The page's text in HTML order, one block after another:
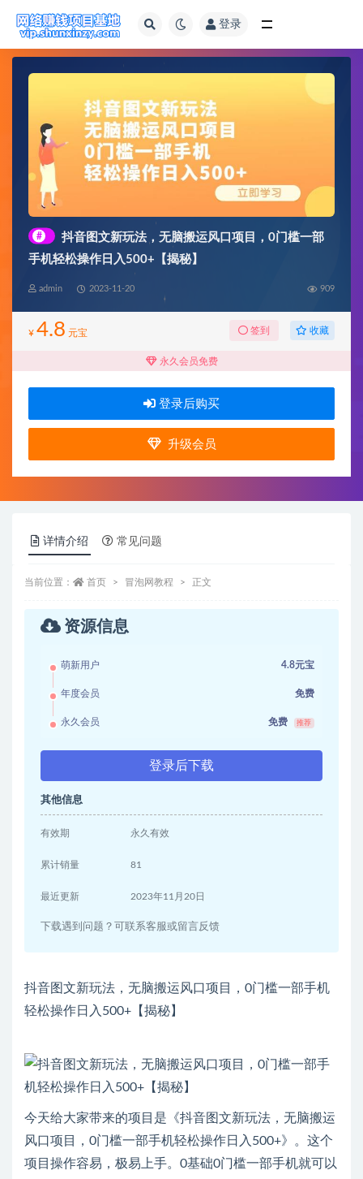
登录
#
抖音图文新玩法，无脑搬运风口项目，0门槛一部
手机轻松操作日入500+【揭秘】
admin 2023-11-20 909
¥ 4.8 元宝 签到 收藏
永久会员免费
登录后购买
升级会员
详情介绍 常见问题
当前位置： 首页 冒泡网教程 正文
资源信息
萌新用户 4.8元宝
年度会员 免费
永久会员 免费 推荐
登录后下载
其他信息
有效期 永久有效
累计销量 81
最近更新 2023年11月20日
下载遇到问题？可联系客服或留言反馈
抖音图文新玩法，无脑搬运风口项目，0门槛一部手机
轻松操作日入500+【揭秘】
今天给大家带来的项目是《抖音图文新玩法，无脑搬运
风口项目，0门槛一部手机轻松操作日入500+》。这个
项目操作容易，极易上手。0基础0门槛一部手机就可以